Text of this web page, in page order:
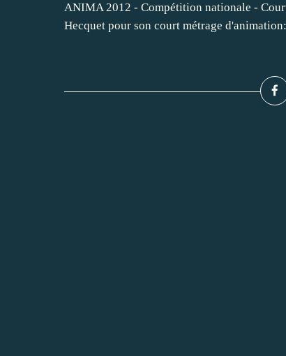
ANIMA 2012 - Compétition nationale -
Hecquet pour son court métrage